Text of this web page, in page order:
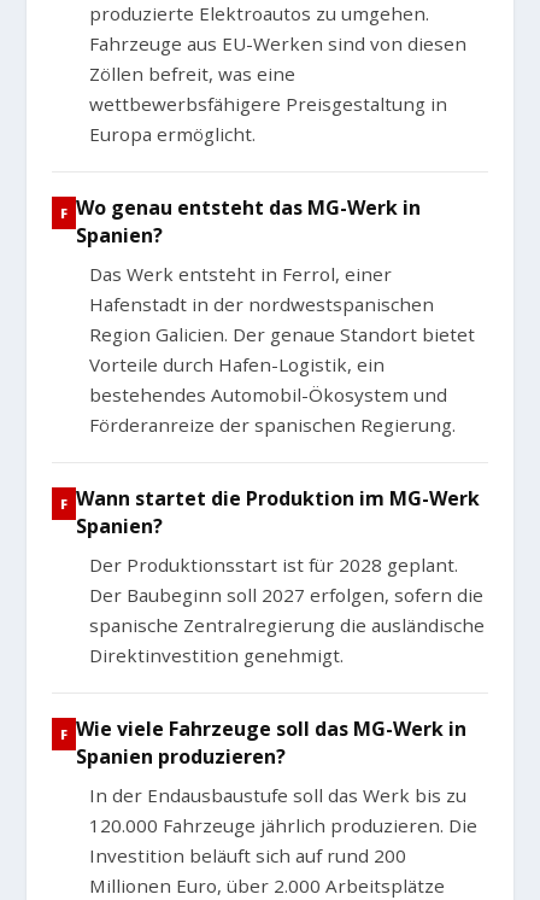
produzierte Elektroautos zu umgehen.
Fahrzeuge aus EU-Werken sind von diesen
Zöllen befreit, was eine
wettbewerbsfähigere Preisgestaltung in
Europa ermöglicht.
Wo genau entsteht das MG-Werk in
Spanien?
Das Werk entsteht in Ferrol, einer
Hafenstadt in der nordwestspanischen
Region Galicien. Der genaue Standort bietet
Vorteile durch Hafen-Logistik, ein
bestehendes Automobil-Ökosystem und
Förderanreize der spanischen Regierung.
Wann startet die Produktion im MG-Werk
Spanien?
Der Produktionsstart ist für 2028 geplant.
Der Baubeginn soll 2027 erfolgen, sofern die
spanische Zentralregierung die ausländische
Direktinvestition genehmigt.
Wie viele Fahrzeuge soll das MG-Werk in
Spanien produzieren?
In der Endausbaustufe soll das Werk bis zu
120.000 Fahrzeuge jährlich produzieren. Die
Investition beläuft sich auf rund 200
Millionen Euro, über 2.000 Arbeitsplätze